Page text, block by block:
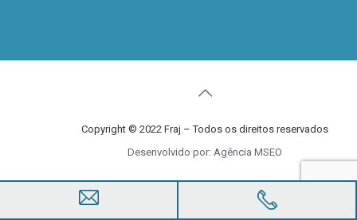
Copyright © 2022 Fraj – Todos os direitos reservados
Desenvolvido por: Agência MSEO